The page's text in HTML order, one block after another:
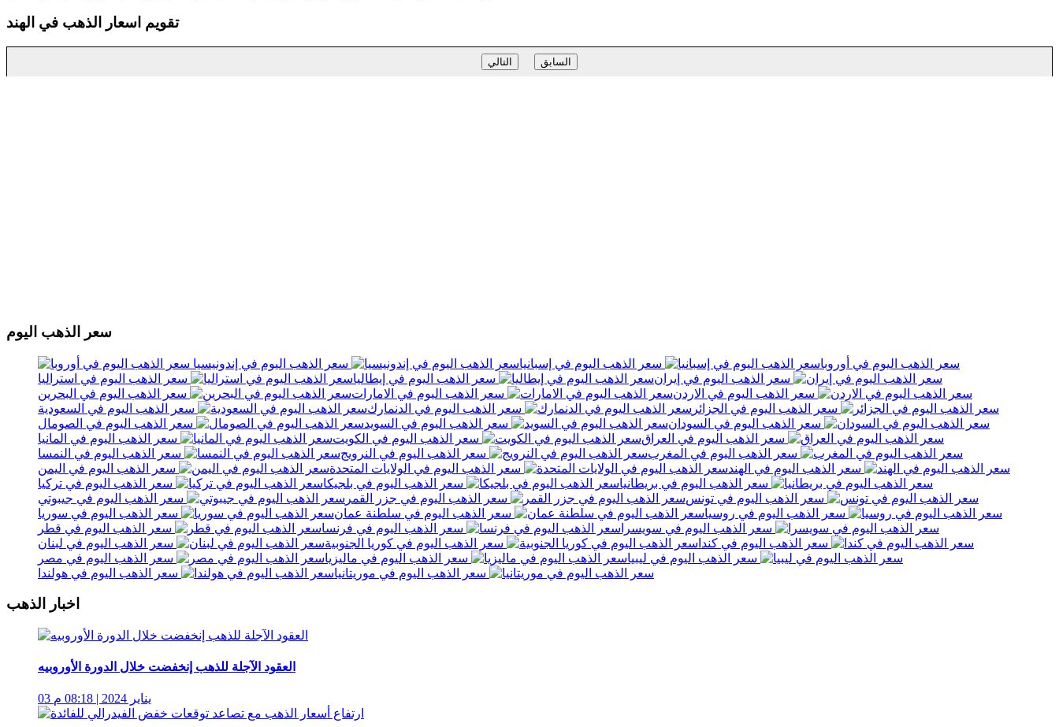
تقويم اسعار الذهب في الهند
التالي السابق
سعر الذهب اليوم
سعر الذهب اليوم في أوروبا سعر الذهب اليوم في إسبانيا
سعر الذهب اليوم في إندونيسيا
سعر الذهب اليوم في إيران
سعر الذهب اليوم في إيطاليا
سعر الذهب اليوم في استراليا
سعر الذهب اليوم في الاردن
سعر الذهب اليوم في الامارات
سعر الذهب اليوم في البحرين
سعر الذهب اليوم في الجزائر
سعر الذهب اليوم في الدنمارك
سعر الذهب اليوم في السعودية
سعر الذهب اليوم في السودان
سعر الذهب اليوم في السويد
سعر الذهب اليوم في الصومال
سعر الذهب اليوم في العراق
سعر الذهب اليوم في الكويت
سعر الذهب اليوم في المانيا
سعر الذهب اليوم في المغرب
سعر الذهب اليوم في النرويج
سعر الذهب اليوم في النمسا
سعر الذهب اليوم في الهند
سعر الذهب اليوم في الولايات المتحدة
سعر الذهب اليوم في اليمن
سعر الذهب اليوم في بريطانيا
سعر الذهب اليوم في بلجيكا
سعر الذهب اليوم في تركيا
سعر الذهب اليوم في تونس
سعر الذهب اليوم في جزر القمر
سعر الذهب اليوم في جيبوتي
سعر الذهب اليوم في روسيا
سعر الذهب اليوم في سلطنة عمان
سعر الذهب اليوم في سوريا
سعر الذهب اليوم في سويسرا
سعر الذهب اليوم في فرنسا
سعر الذهب اليوم في قطر
سعر الذهب اليوم في كندا
سعر الذهب اليوم في كوريا الجنوبية
سعر الذهب اليوم في لبنان
سعر الذهب اليوم في ليبيا
سعر الذهب اليوم في ماليزيا
سعر الذهب اليوم في مصر
سعر الذهب اليوم في موريتانيا
سعر الذهب اليوم في هولندا
اخبار الذهب
العقود الآجلة للذهب إنخفضت خلال الدورة الأوروبيه
03 يناير 2024 | 08:18 م